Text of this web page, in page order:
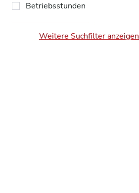
Betriebsstunden
Weitere Suchfilter anzeigen